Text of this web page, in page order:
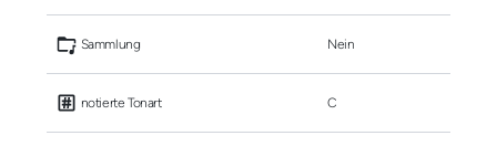
Sammlung Nein
notierte Tonart C